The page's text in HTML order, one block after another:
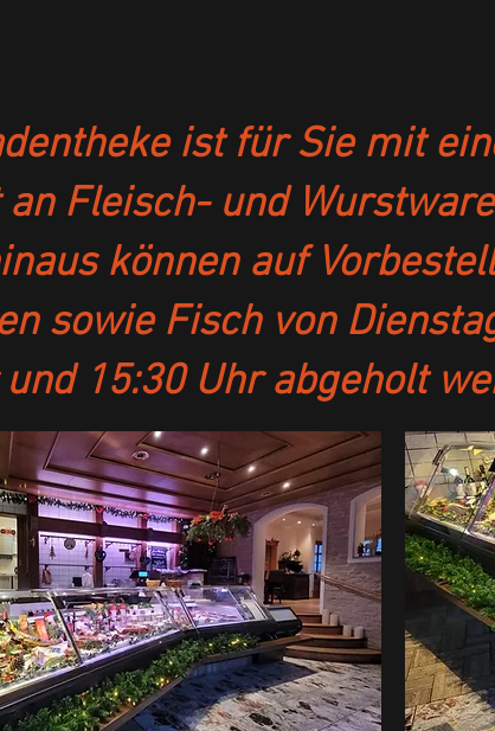
ist für Sie mit
Fleisch- und
können auf
sowie Fisch von
und 15:30 Uhr abgeholt